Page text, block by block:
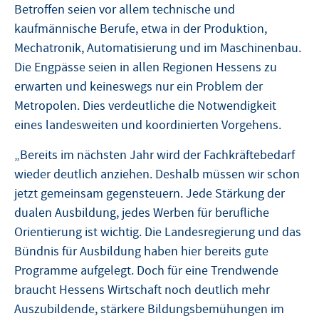
Betroffen seien vor allem technische und
kaufmännische Berufe, etwa in der Produktion,
Mechatronik, Automatisierung und im Maschinenbau.
Die Engpässe seien in allen Regionen Hessens zu
erwarten und keineswegs nur ein Problem der
Metropolen. Dies verdeutliche die Notwendigkeit
eines landesweiten und koordinierten Vorgehens.
„Bereits im nächsten Jahr wird der Fachkräftebedarf
wieder deutlich anziehen. Deshalb müssen wir schon
jetzt gemeinsam gegensteuern. Jede Stärkung der
dualen Ausbildung, jedes Werben für berufliche
Orientierung ist wichtig. Die Landesregierung und das
Bündnis für Ausbildung haben hier bereits gute
Programme aufgelegt. Doch für eine Trendwende
braucht Hessens Wirtschaft noch deutlich mehr
Auszubildende, stärkere Bildungsbemühungen im